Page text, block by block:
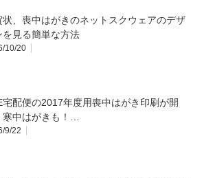
状、喪中はがきのネットスクウェアのデザ
を見る簡単な方法
10/20
宅配便の2017年度用喪中はがき印刷が開
寒中はがきも！…
9/22